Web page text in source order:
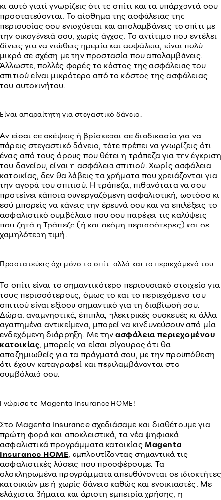
κι αυτό γιατί γνωρίζεις ότι το σπίτι και τα υπάρχοντά σου
προστατεύονται. Το αίσθημα της ασφάλειας της
περιουσίας σου ενισχύεται και απολαμβάνεις το σπίτι με
την οικογένειά σου, χωρίς άγχος. Το αντίτιμο που εντέλει
δίνεις για να νιώθεις ηρεμία και ασφάλεια, είναι πολύ
μικρό σε σχέση με την προστασία που απολαμβάνεις.
Άλλωστε, πολλές φορές το κόστος της ασφάλειας του
σπιτιού είναι μικρότερο από το κόστος της ασφάλειας
του αυτοκινήτου.
Είναι απαραίτητη για στεγαστικό δάνειο.
Αν είσαι σε σκέψεις ή βρίσκεσαι σε διαδικασία για να
πάρεις στεγαστικό δάνειο, τότε πρέπει να γνωρίζεις ότι
ένας από τους όρους που θέτει η τράπεζα για την έγκριση
του δανείου, είναι η ασφάλεια σπιτιού. Χωρίς ασφάλεια
κατοικίας, δεν θα λάβεις τα χρήματα που χρειάζονται για
την αγορά του σπιτιού. Η τράπεζα, πιθανότατα να σου
προτείνει κάποια συνεργαζόμενη ασφαλιστική, ωστόσο κι
εσύ μπορείς να κάνεις την έρευνά σου και να επιλέξεις το
ασφαλιστικό συμβόλαιο που σου παρέχει τις καλύψεις
που ζητά η Τράπεζα (ή και ακόμη περισσότερες) και σε
χαμηλότερη τιμή.
Προστατεύεις όχι μόνο το σπίτι αλλά και το περιεχόμενό του.
Το σπίτι είναι το σημαντικότερο περιουσιακό στοιχείο για
τους περισσότερους, όμως το και το περιεχόμενο του
σπιτιού είναι εξίσου σημαντικό για τη διαβίωσή σου.
Δώρα, αναμνηστικά, έπιπλα, ηλεκτρικές συσκευές κι άλλα
αγαπημένα αντικείμενα, μπορεί να κινδυνεύσουν από μία
ενδεχόμενη διάρρηξη. Με την ασφάλεια περιεχομένου
κατοικίας, μπορείς να είσαι σίγουρος ότι θα
αποζημιωθείς για τα πράγματά σου, με την προϋπόθεση
ότι έχουν καταγραφεί και περιλαμβάνονται στο
συμβόλαιό σου.
Γνώρισε το Magenta Insurance HOME!
Στο Magenta Insurance σχεδιάσαμε και διαθέτουμε για
πρώτη φορά και αποκλειστικά, τα νέα ψηφιακά
ασφαλιστικά προγράμματα κατοικίας Magenta
Insurance HOME, εμπλουτίζοντας σημαντικά τις
ασφαλιστικές λύσεις που προσφέρουμε. Τα
ολοκληρωμένα προγράμματα απευθύνονται σε ιδιοκτήτες
κατοικιών με ή χωρίς δάνειο καθώς και ενοικιαστές. Με
ελάχιστα βήματα και άριστη εμπειρία χρήσης, η